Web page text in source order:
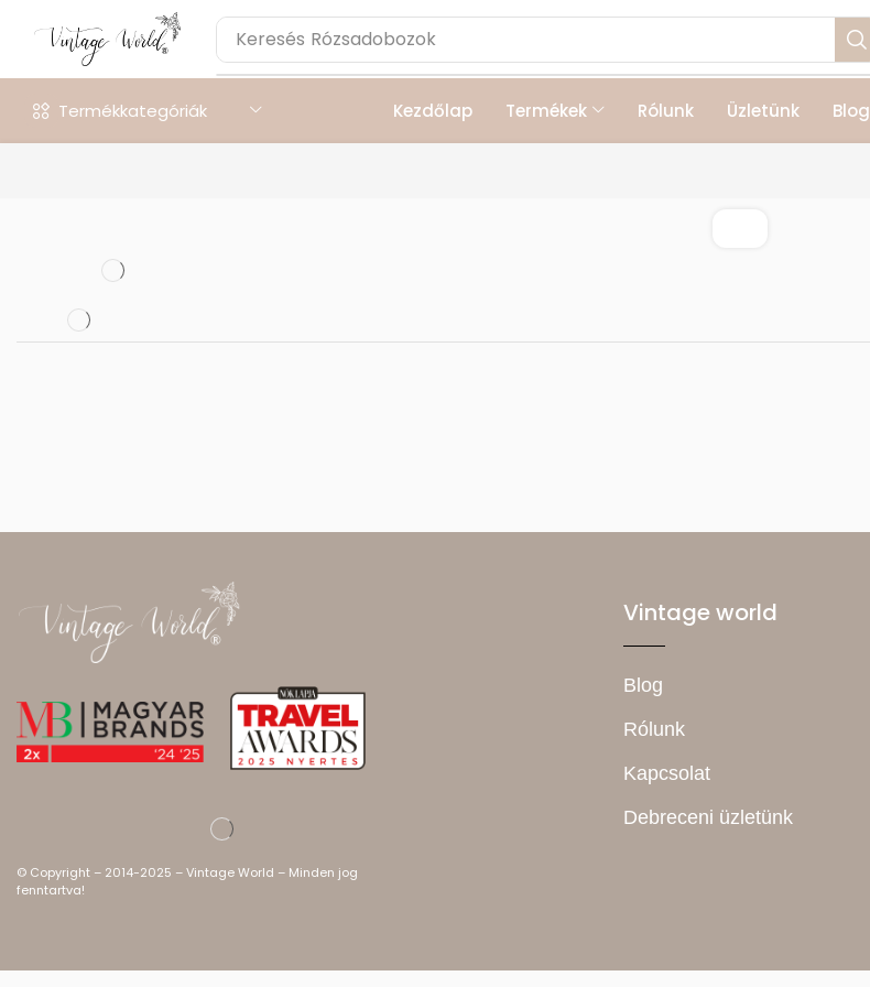
Keresés Rózsadobozok
Termékkategóriák Kezdőlap Termékek Rólunk Üzletünk Blog
© Copyright – 2014-2025 – Vintage World – Minden jog
fenntartva!
Vintage world
Blog
Rólunk
Kapcsolat
Debreceni üzletünk